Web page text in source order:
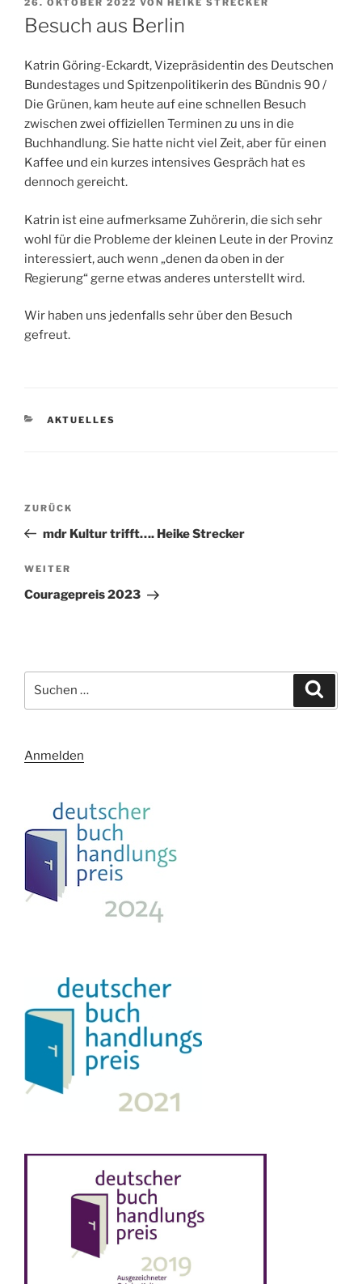
AM
26. OKTOBER 2022 VON HEIKE STRECKER
Besuch aus Berlin
Katrin Göring-Eckardt, Vizepräsidentin des Deutschen
Bundestages und Spitzenpolitikerin des Bündnis 90 /
Die Grünen, kam heute auf eine schnellen Besuch
zwischen zwei offiziellen Terminen zu uns in die
Buchhandlung. Sie hatte nicht viel Zeit, aber für einen
Kaffee und ein kurzes intensives Gespräch hat es
dennoch gereicht.
Katrin ist eine aufmerksame Zuhörerin, die sich sehr
wohl für die Probleme der kleinen Leute in der Provinz
interessiert, auch wenn „denen da oben in der
Regierung“ gerne etwas anderes unterstellt wird.
Wir haben uns jedenfalls sehr über den Besuch
gefreut.
KATEGORIEN
AKTUELLES
Beitragsnavigation
Vorheriger
Beitrag
ZURÜCK
mdr Kultur trifft…. Heike Strecker
Nächster
Beitrag
WEITER
Couragepreis 2023
nach:
Anmelden